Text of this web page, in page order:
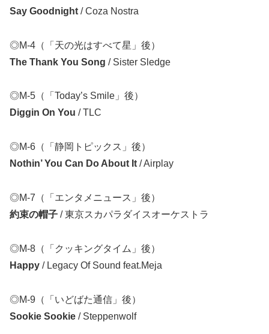
Say Goodnight / Coza Nostra
◎M-4（「天の光はすべて星」後）
The Thank You Song / Sister Sledge
◎M-5（「Today’s Smile」後）
Diggin On You / TLC
◎M-6（「静岡トピックス」後）
Nothin’ You Can Do About It / Airplay
◎M-7（「エンタメニュース」後）
約束の帽子 / 東京スカパラダイスオーケストラ
◎M-8（「クッキングタイム」後）
Happy / Legacy Of Sound feat.Meja
◎M-9（「いどばた通信」後）
Sookie Sookie / Steppenwolf